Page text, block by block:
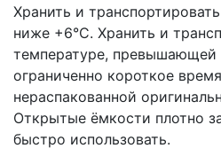
Хранить и
ниже +6°С. Хранить и
температуре,
ограниченно короткое
нераспакованной
Открытые ёмкости плотно
быстро использовать.